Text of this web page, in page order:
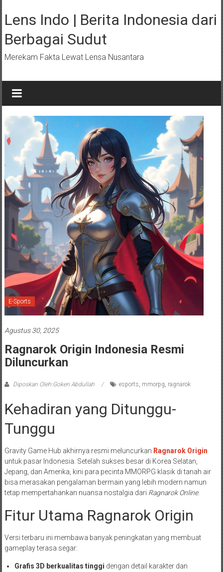
ke
konten
Lens Indo | Berita Indonesia dari
Berbagai Sudut
Merekam Fakta Lewat Lensa Nusantara
E-Sports
Agustus 30, 2025
Ragnarok Origin Indonesia Resmi
Diluncurkan
Diposkan Oleh:Goken Abdullah esports, mmorpg, ragnarok
Kehadiran yang Ditunggu-
Tunggu
Gravity Game Hub akhirnya resmi meluncurkan Ragnarok Origin
untuk pasar Indonesia. Setelah sukses besar di Korea Selatan,
Jepang, dan Amerika, kini para pecinta MMORPG klasik di tanah air
bisa merasakan pengalaman bermain yang lebih modern namun
tetap mempertahankan nuansa nostalgia dari Ragnarok Online.
Fitur Utama Ragnarok Origin
Versi terbaru ini membawa banyak peningkatan yang membuat
gameplay terasa segar:
Grafis 3D berkualitas tinggi dengan detail karakter dan